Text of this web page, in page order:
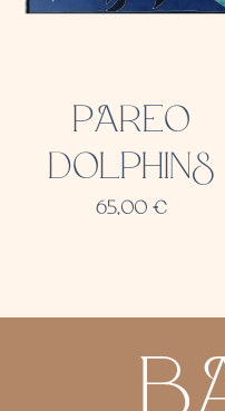
PAREO
DOLPHINS
65,00 €